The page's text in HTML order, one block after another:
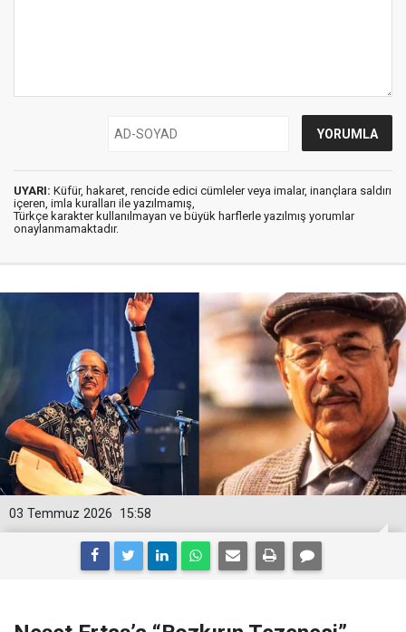
UYARI: Küfür, hakaret, rencide edici cümleler veya imalar, inançlara saldırı
içeren, imla kuralları ile yazılmamış,
Türkçe karakter kullanılmayan ve büyük harflerle yazılmış yorumlar
onaylanmamaktadır.
15:58
03 Temmuz 2026